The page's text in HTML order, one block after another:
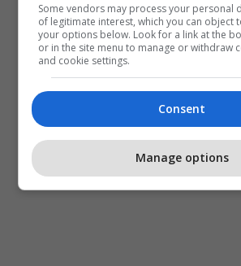
Some vendors may process your personal
of legitimate interest, which you can object
your options below. Look for a link at the
or in the site menu to manage or withdraw
and cookie settings.
Consent
Manage options